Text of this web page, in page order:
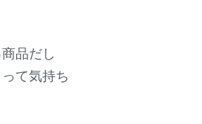
品だし
て気持ち